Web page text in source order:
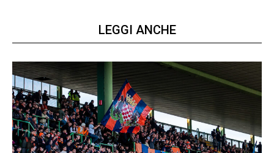
LEGGI ANCHE